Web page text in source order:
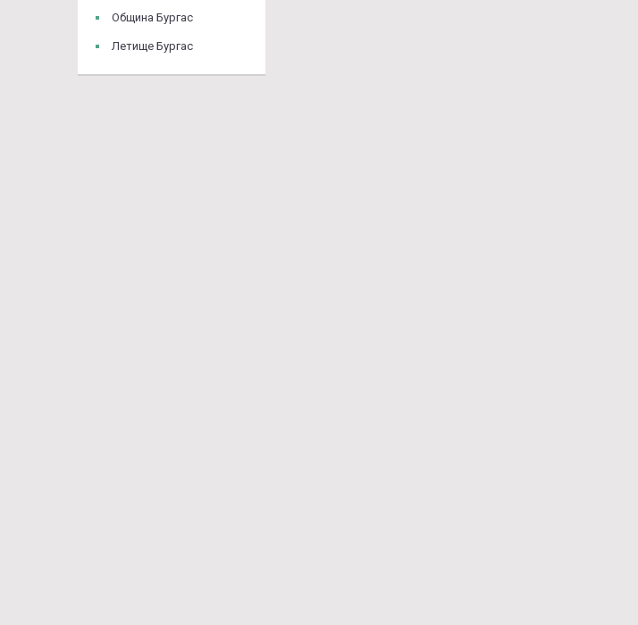
Община Бургас
Летище Бургас